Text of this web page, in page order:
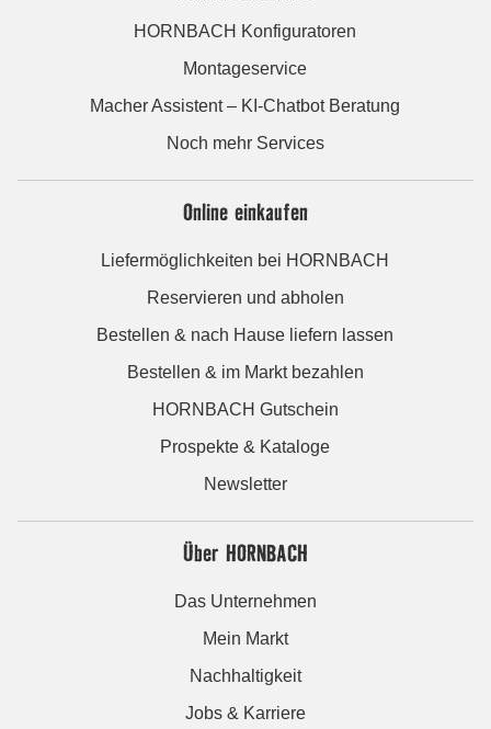
HORNBACH Konfiguratoren
Montageservice
Macher Assistent – KI-Chatbot Beratung
Noch mehr Services
Online einkaufen
Liefermöglichkeiten bei HORNBACH
Reservieren und abholen
Bestellen & nach Hause liefern lassen
Bestellen & im Markt bezahlen
HORNBACH Gutschein
Prospekte & Kataloge
Newsletter
Über HORNBACH
Das Unternehmen
Mein Markt
Nachhaltigkeit
Jobs & Karriere